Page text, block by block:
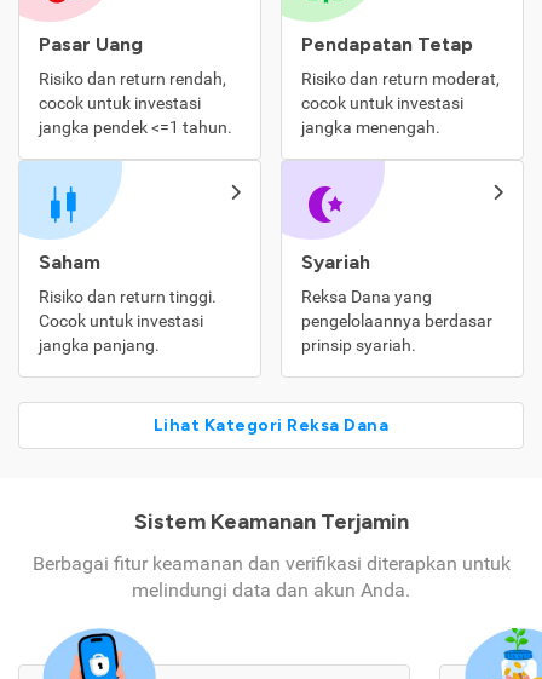
Pasar Uang
Risiko dan return rendah,
cocok untuk investasi
jangka pendek <=1 tahun.
Pendapatan Tetap
Risiko dan return moderat,
cocok untuk investasi
jangka menengah.
Saham
Risiko dan return tinggi.
Cocok untuk investasi
jangka panjang.
Syariah
Reksa Dana yang
pengelolaannya berdasar
prinsip syariah.
Lihat Kategori Reksa Dana
Sistem Keamanan Terjamin
Berbagai fitur keamanan dan verifikasi diterapkan untuk
melindungi data dan akun Anda.